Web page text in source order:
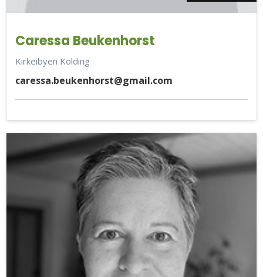
Caressa Beukenhorst
Kirkeibyen Kolding
caressa.beukenhorst@gmail.com